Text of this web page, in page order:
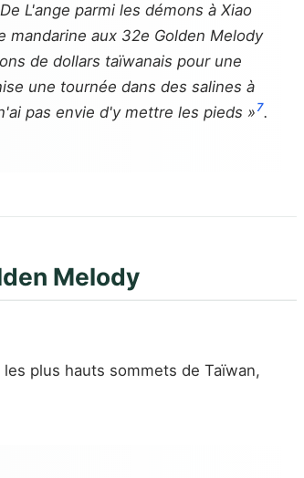
L'ange parmi les démons àXiao
mandarine aux 32e Golden Melody
de dollars taïwanais pour une
une tournée dans des salines à
pas envie d'y mettre les pieds »7.
Melody
plus hauts sommets de Taïwan,